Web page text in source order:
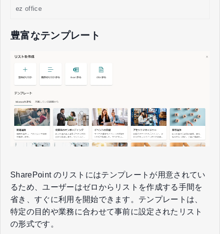
ez office
豊富なテンプレート
SharePoint のリストにはテンプレートが用意されてい
るため、ユーザーはゼロからリストを作成する手間を
省き、すぐに利用を開始できます。テンプレートは、
特定の目的や業務に合わせて事前に設定されたリスト
の形式です。